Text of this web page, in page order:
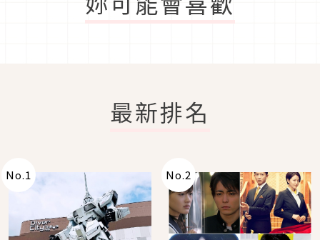
最新排名
No.1 No.2